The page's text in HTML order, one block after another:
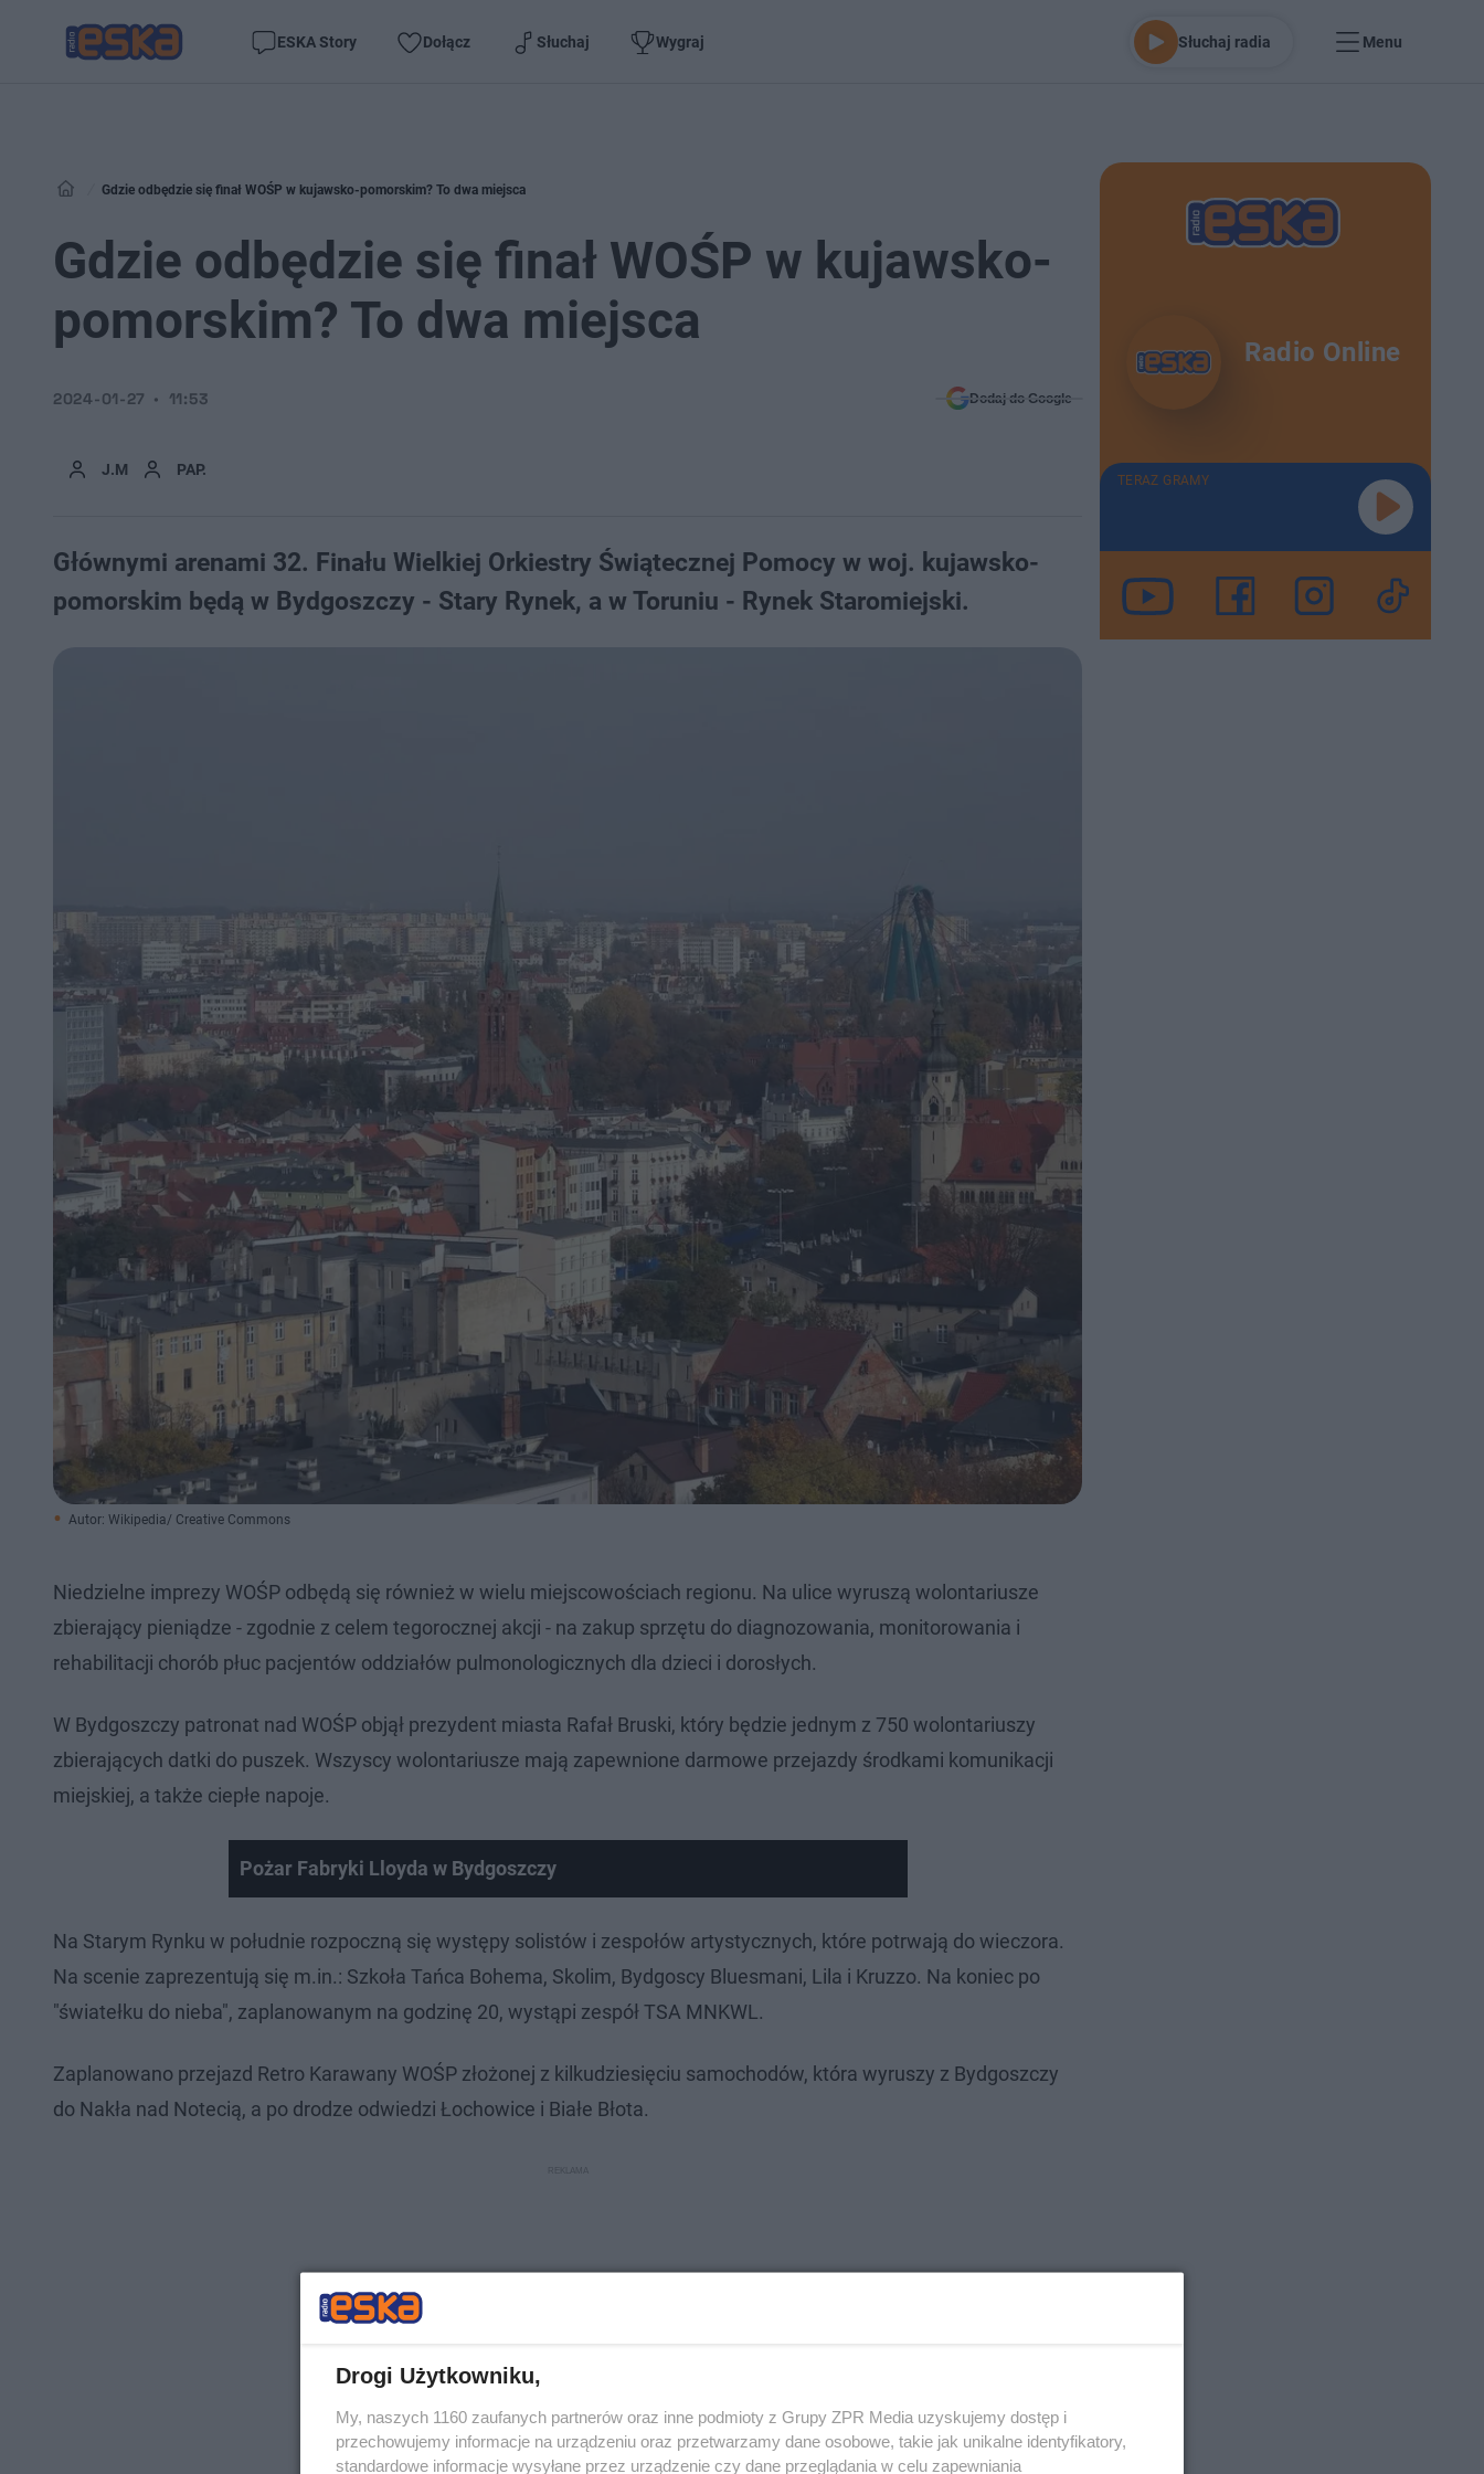
ESKA Story Dołącz Słuchaj Wygraj Słuchaj radia Menu
Gdzie odbędzie się finał WOŚP w kujawsko-pomorskim? To dwa miejsca
Gdzie odbędzie się finał WOŚP w kujawsko-
pomorskim? To dwa miejsca
J.M PAP.
2024-01-27 11:53 Dodaj do Google
Głównymi arenami 32. Finału Wielkiej Orkiestry Świątecznej Pomocy w woj. kujawsko-
pomorskim będą w Bydgoszczy - Stary Rynek, a w Toruniu - Rynek Staromiejski.
Autor: Wikipedia/ Creative Commons
Niedzielne imprezy WOŚP odbędą się również w wielu miejscowościach regionu. Na ulice wyruszą wolontariusze
zbierający pieniądze - zgodnie z celem tegorocznej akcji - na zakup sprzętu do diagnozowania, monitorowania i
rehabilitacji chorób płuc pacjentów oddziałów pulmonologicznych dla dzieci i dorosłych.
W Bydgoszczy patronat nad WOŚP objął prezydent miasta Rafał Bruski, który będzie jednym z 750 wolontariuszy
zbierających datki do puszek. Wszyscy wolontariusze mają zapewnione darmowe przejazdy środkami komunikacji
miejskiej, a także ciepłe napoje.
Pożar Fabryki Lloyda w Bydgoszczy
Na Starym Rynku w południe rozpoczną się występy solistów i zespołów artystycznych, które potrwają do wieczora.
Na scenie zaprezentują się m.in.: Szkoła Tańca Bohema, Skolim, Bydgoscy Bluesmani, Lila i Kruzzo. Na koniec po
"światełku do nieba", zaplanowanym na godzinę 20, wystąpi zespół TSA MNKWL.
Zaplanowano przejazd Retro Karawany WOŚP złożonej z kilkudziesięciu samochodów, która wyruszy z Bydgoszczy
do Nakła nad Notecią, a po drodze odwiedzi Łochowice i Białe Błota.
Radio Online
TERAZ GRAMY
Drogi Użytkowniku,
My, naszych 1160 zaufanych partnerów oraz inne podmioty z Grupy ZPR Media uzyskujemy dostęp i
przechowujemy informacje na urządzeniu oraz przetwarzamy dane osobowe, takie jak unikalne identyfikatory,
standardowe informacje wysyłane przez urządzenie czy dane przeglądania w celu zapewniania